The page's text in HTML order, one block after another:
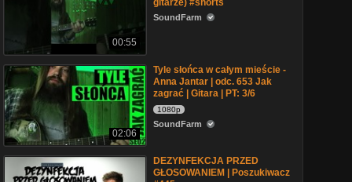
00:55
gitarze) #shorts
SoundFarm
02:06
Tyle słońca w całym mieście -
Anna Jantar | odc. 653 Jak
zagrać | Gitara | PT: 3/6
1080p
SoundFarm
DEZYNFEKCJA PRZED
GŁOSOWANIEM | Poszukiwacz